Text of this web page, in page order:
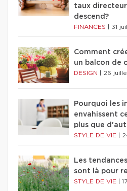
taux
descend?
FINANCES 31
Comment
un balcon de
DESIGN 26
Pourquoi les
envahissent
plus que
STYLE DE VIE
Les
sont là pour
STYLE DE VIE